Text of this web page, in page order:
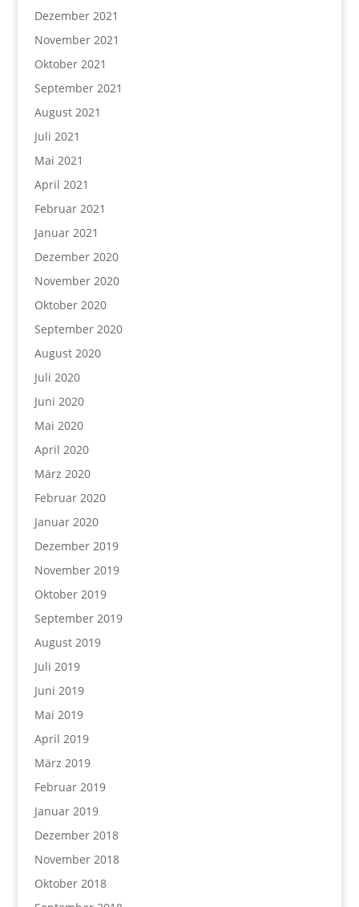
Dezember 2021
November 2021
Oktober 2021
September 2021
August 2021
Juli 2021
Mai 2021
April 2021
Februar 2021
Januar 2021
Dezember 2020
November 2020
Oktober 2020
September 2020
August 2020
Juli 2020
Juni 2020
Mai 2020
April 2020
März 2020
Februar 2020
Januar 2020
Dezember 2019
November 2019
Oktober 2019
September 2019
August 2019
Juli 2019
Juni 2019
Mai 2019
April 2019
März 2019
Februar 2019
Januar 2019
Dezember 2018
November 2018
Oktober 2018